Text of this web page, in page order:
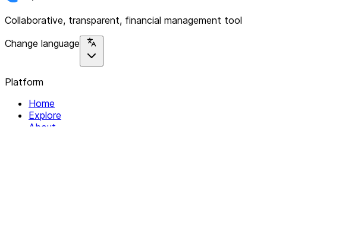
Collaborative, transparent, financial management tool
Change language
Platform
Home
Explore
About